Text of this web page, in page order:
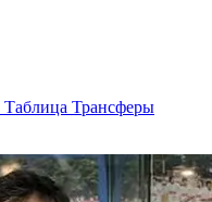
Таблица Трансферы